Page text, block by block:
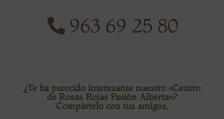
963 69 25 80
¿Te ha parecido interesante nuestro «Centro
de Rosas Rojas Pasión Alberta»?
Compártelo con tus amigos.